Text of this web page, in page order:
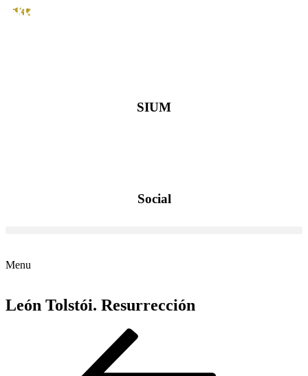
SIUM
Social
Menu
León Tolstói. Resurrección